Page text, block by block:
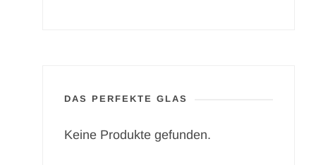
DAS PERFEKTE GLAS
Keine Produkte gefunden.